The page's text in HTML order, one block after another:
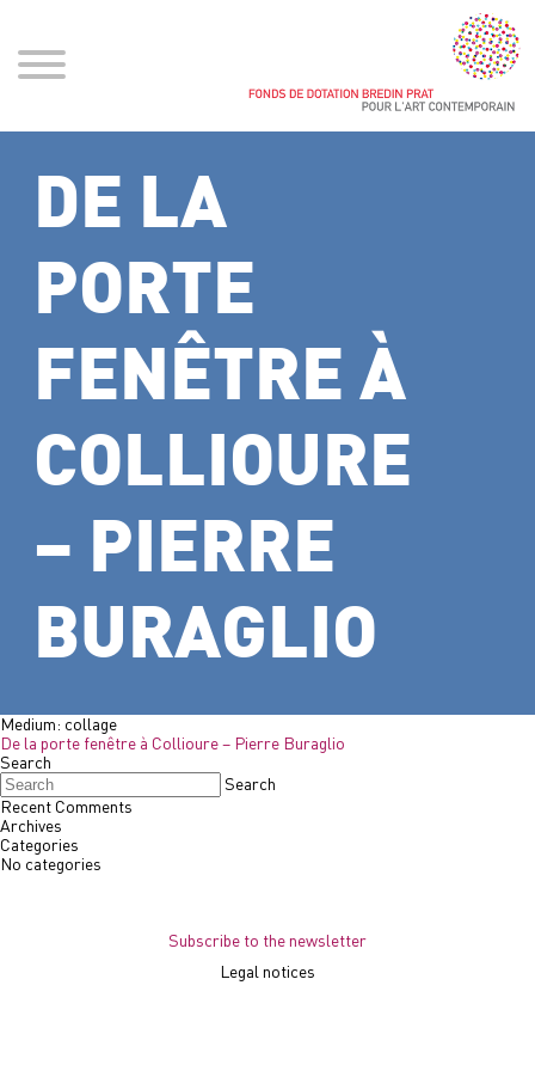
DE LA
PORTE
FENÊTRE À
COLLIOURE
– PIERRE
BURAGLIO
Medium: collage
De la porte fenêtre à Collioure – Pierre Buraglio
Search
Search
Recent Comments
Archives
Categories
No categories
Subscribe to the newsletter
Legal notices